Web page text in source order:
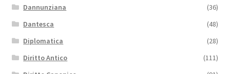
Dannunziana
(36)
Dantesca
(48)
Diplomatica
(28)
Diritto Antico
(111)